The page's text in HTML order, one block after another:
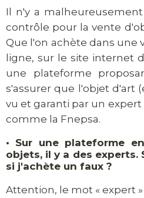
Il n'y a
contrôle pour la vente
Que l'on achète dans une
ligne, sur le site internet
une plateforme
s'assurer que l'objet d'art
vu et garanti par un
comme la Fnepsa.
• Sur une plateforme
objets, il y a des experts.
si j'achète un faux ?
Attention, le mot « expert